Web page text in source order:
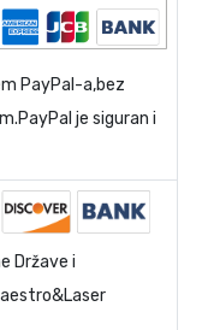
PayPal-a,bez
je siguran i
Države i